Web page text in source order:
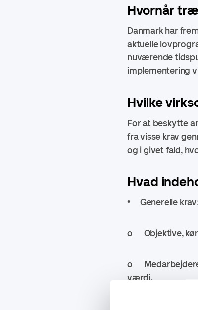
Hvornår
Danmark har
aktuelle
nuværende
implementering
Hvilke
For at beskytte
fra visse krav
og i givet fald,
Hvad
• Generelle krav:
o Objektive,
o Medarbejdere
værdi.